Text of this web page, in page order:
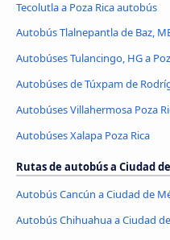
Tecolutla a Poza Rica autobús
Autobús Tlalnepantla de Baz,
Autobúses Tulancingo, HG a
Autobúses de Túxpam de
Autobúses Villahermosa Poza
Autobúses Xalapa Poza Rica
Rutas de autobús a Ciudad
Autobús Cancún a Ciudad de
Autobús Chihuahua a Ciudad